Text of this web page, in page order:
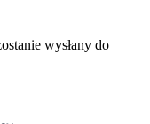
wysłany do